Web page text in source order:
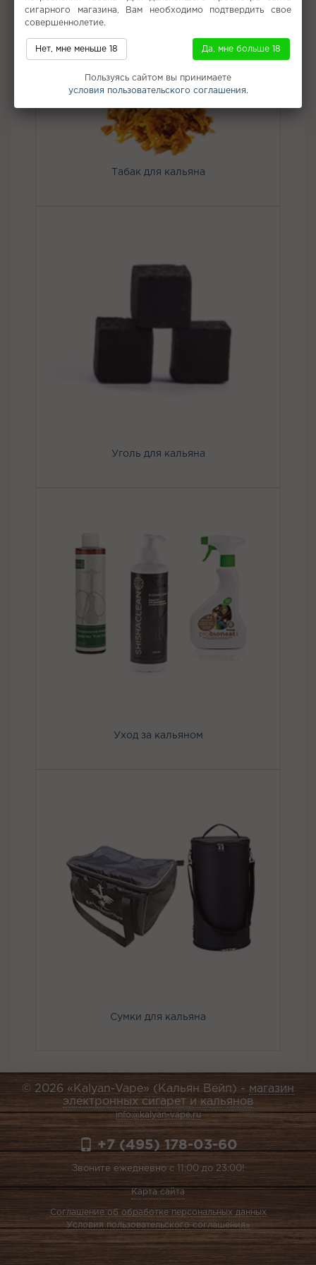
Не забудьте купить
Табак для кальяна
Уголь для кальяна
Уход за кальяном
Сумки для кальяна
© 2026 «Kalyan-Vape» (Кальян Вейп) - магазин
электронных сигарет и кальянов
info@kalyan-vape.ru
+7 (495) 178-03-60
Звоните ежедневно с 11:00 до 23:00!
Карта сайта
Соглашение об обработке персональных данных
Условия пользовательского соглашения»
сигарного магазина, Вам необходимо подтвердить свое
совершеннолетие.
Нет, мне меньше 18 Да, мне больше 18
Пользуясь сайтом вы принимаете
условия пользовательского соглашения.